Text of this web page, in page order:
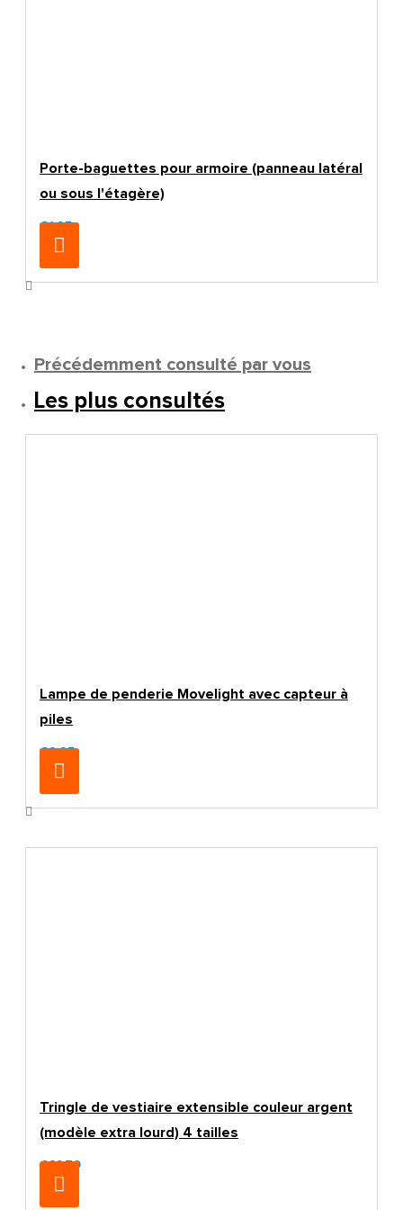
Porte-baguettes pour armoire (panneau latéral
ou sous l'étagère)
€1.95
Précédemment consulté par vous
Les plus consultés
Lampe de penderie Movelight avec capteur à
piles
€9.95
Tringle de vestiaire extensible couleur argent
(modèle extra lourd) 4 tailles
€32.70